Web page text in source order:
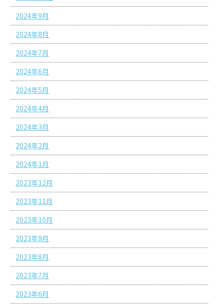
2024年9月
2024年8月
2024年7月
2024年6月
2024年5月
2024年4月
2024年3月
2024年2月
2024年1月
2023年12月
2023年11月
2023年10月
2023年9月
2023年8月
2023年7月
2023年6月